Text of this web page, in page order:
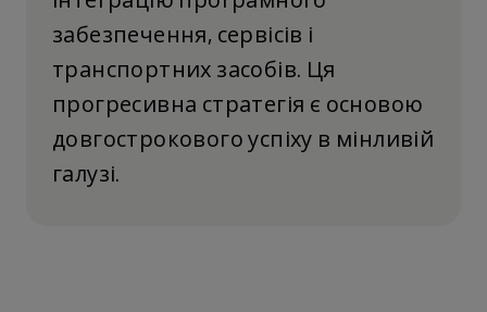
забезпечення, сервісів і
транспортних засобів. Ця
прогресивна стратегія є основою
довгострокового успіху в мінливій
галузі.